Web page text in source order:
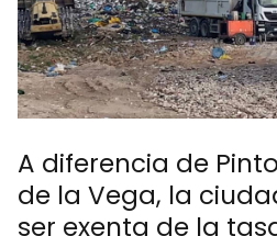
A diferencia de
de la Vega, la
ser exenta de la